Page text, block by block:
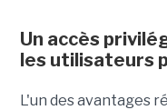
Un accès
les utilisateurs
L'un des avantages